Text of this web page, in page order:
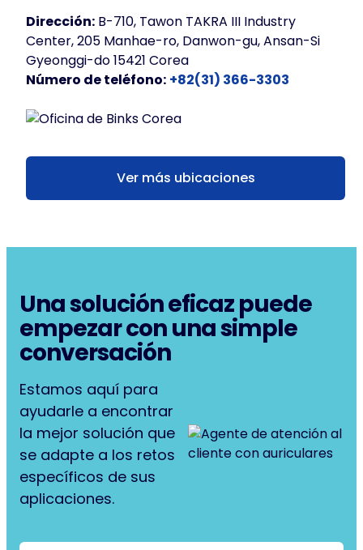
Dirección: B-710, Tawon TAKRA III Industry
Center, 205 Manhae-ro, Danwon-gu, Ansan-Si
Gyeonggi-do 15421 Corea
Número de teléfono: +82(31) 366-3303
Ver más ubicaciones
Una solución eficaz puede
empezar con una simple
conversación
Estamos aquí para
ayudarle a encontrar
la mejor solución que
se adapte a los retos
específicos de sus
aplicaciones.